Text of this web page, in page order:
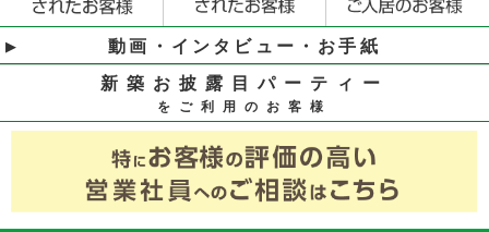
動画・インタビュー・お手紙
新築お披露目パーティー
をご利用のお客様